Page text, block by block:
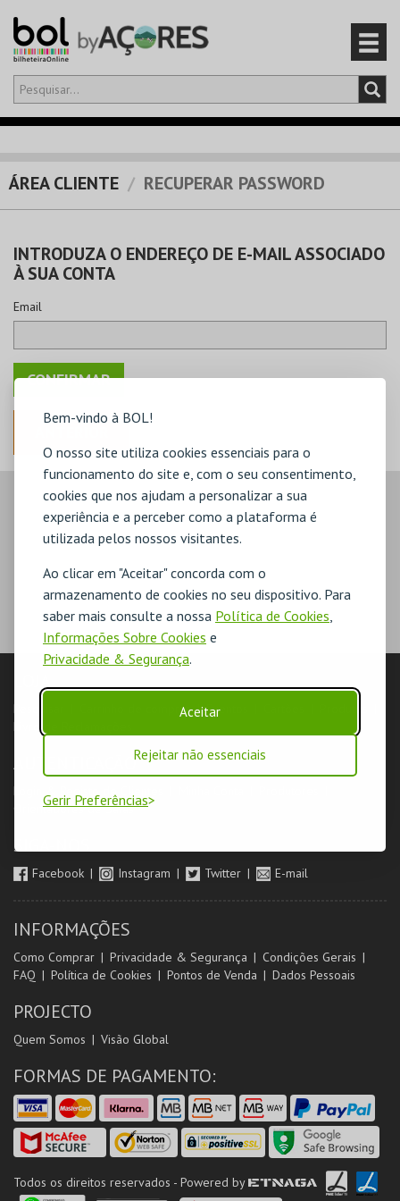
Bem-vindo à BOL!
O nosso site utiliza cookies essenciais para o
funcionamento do site e, com o seu consentimento,
cookies que nos ajudam a personalizar a sua
experiência e a perceber como a plataforma é
utilizada pelos nossos visitantes.
Ao clicar em "Aceitar" concorda com o
armazenamento de cookies no seu dispositivo. Para
saber mais consulte a nossa Política de Cookies
Informações Sobre Cookies e
Privacidade & Segurança.
Aceitar
Rejeitar não essenciais
Gerir Preferências
Olá,iniciar sessão
EVENTOS
CARTÕES
PRODUTOS
ÁREA CLIENTE RECUPERAR PASSWORD
INTRODUZA O ENDEREÇO DE E-MAIL ASSOCIADO
À SUA CONTA
Email
Pesquisar Carrinho de compras Eventos
Livro de Reclamações
AUTENTICAÇÃO
Login & Registo de Clientes
Orientadores de Salas
SIGA-NOS
Facebook Instagram Twitter E-mail
INFORMAÇÕES
Como Comprar Privacidade & Segurança
Condições Gerais
FAQ
Política de Cookies Pontos de Venda Dados Pessoais
PROJECTO
Quem Somos Visão Global
FORMAS DE PAGAMENTO:
Todos os direitos reservados - Powered by ETNAGA